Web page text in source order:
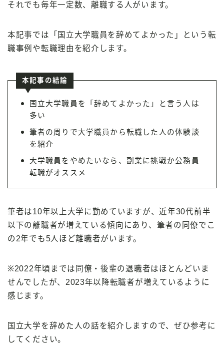
それでも毎年一定数、離職する人がいます。
本記事では「国立大学職員を辞めてよかった」という転
職事例や転職理由を紹介します。
本記事の結論
国立大学職員を「辞めてよかった」と言う人は
多い
筆者の周りで大学職員から転職した人の体験談
を紹介
大学職員をやめたいなら、副業に挑戦か公務員
転職がオススメ
筆者は10年以上大学に勤めていますが、近年30代前半
以下の離職者が増えている傾向にあり、筆者の同僚でこ
の2年でも5人ほど離職者がいます。
※2022年頃までは同僚・後輩の退職者はほとんどいま
せんでしたが、2023年以降転職者が増えているように
感じます。
国立大学を辞めた人の話を紹介しますので、ぜひ参考に
してください。